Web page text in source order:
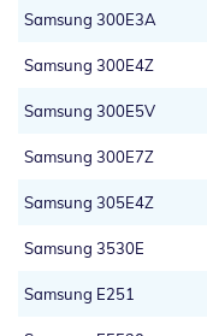
Samsung 300E3A
Samsung 300E4Z
Samsung 300E5V
Samsung 300E7Z
Samsung 305E4Z
Samsung 3530E
Samsung E251